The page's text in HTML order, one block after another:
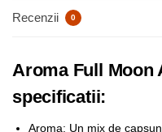
Recenzii 0
Aroma Full Moon
specificatii:
Aroma: Un mix de